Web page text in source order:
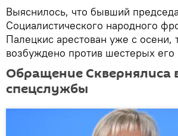
Выяснилось, что бывший
Социалистического народного
Палецкис арестован уже с осени,
возбуждено против шестерых его
Обращение Сквернялиса
спецслужбы